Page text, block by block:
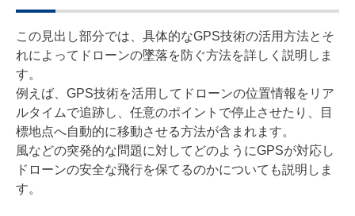
この見出し部分では、具体的なGPS技術の活用方法とそ
れによってドローンの墜落を防ぐ方法を詳しく説明しま
す。
例えば、GPS技術を活用してドローンの位置情報をリア
ルタイムで追跡し、任意のポイントで停止させたり、目
標地点へ自動的に移動させる方法が含まれます。
風などの突発的な問題に対してどのようにGPSが対応し
ドローンの安全な飛行を保てるのかについても説明しま
す。